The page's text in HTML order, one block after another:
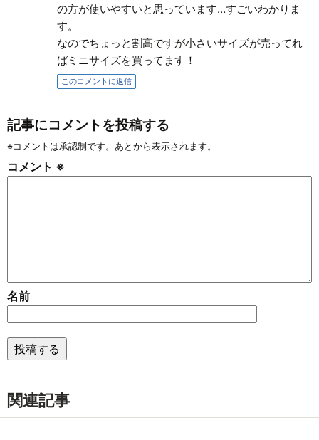
の方が使いやすいと思っています…すごいわかりま
す。
なのでちょっと割高ですが小さいサイズが売ってれ
ばミニサイズを買ってます！
このコメントに返信
記事にコメントを投稿する
※コメントは承認制です。あとから表示されます。
コメント ※
名前
関連記事